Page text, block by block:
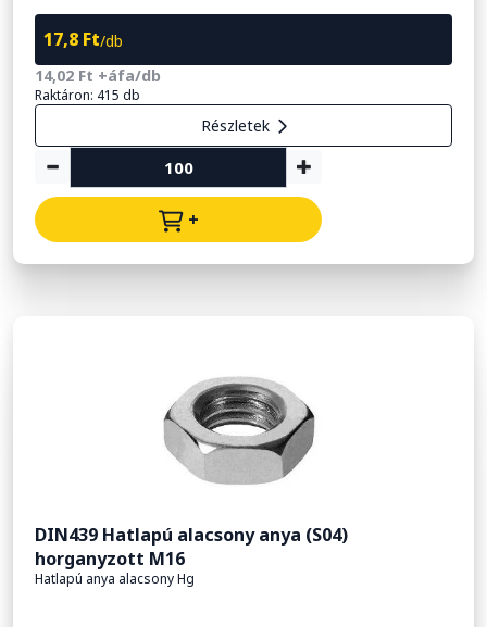
17,8 Ft/db
14,02 Ft +áfa/db
Raktáron: 415 db
Részletek
+
DIN439 Hatlapú alacsony anya (S04)
horganyzott M16
Hatlapú anya alacsony Hg